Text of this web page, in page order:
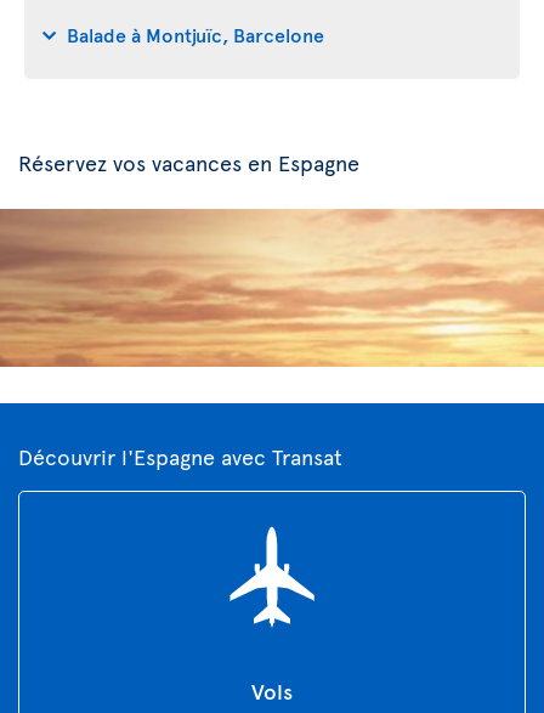
Balade à Montjuïc, Barcelone
Réservez vos vacances en Espagne
Découvrir l'Espagne avec Transat
Vols